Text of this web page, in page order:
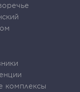
комплексы